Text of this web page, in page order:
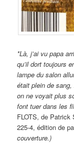
*Là, j’ai vu papa
qu’il dort toujours
lampe du salon
était plein de
on ne voyait plus
font tuer dans les
FLOTS, de Patrick
225-4, édition de
couverture.)